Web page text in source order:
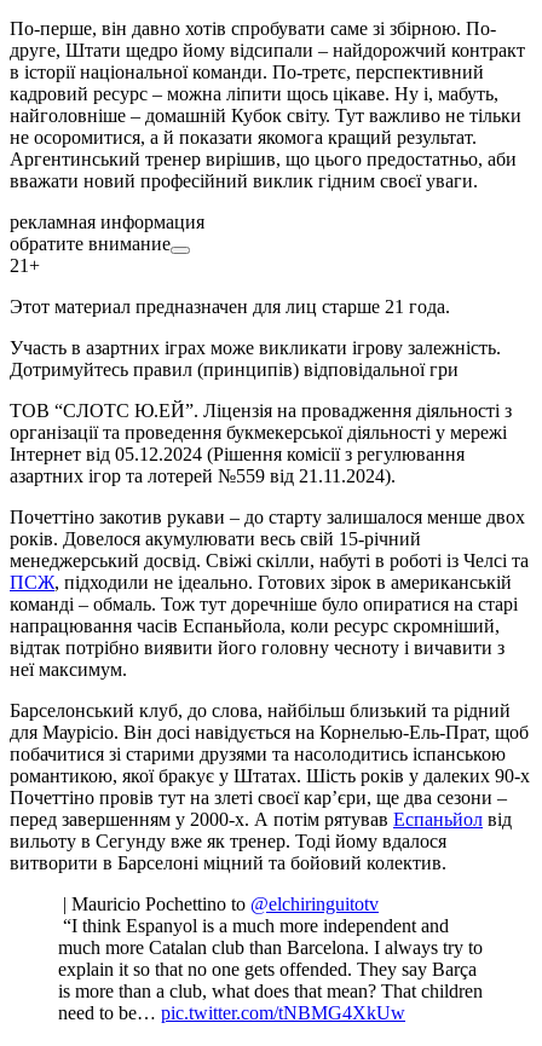
По-перше, він давно хотів спробувати саме зі збірною. По-
друге, Штати щедро йому відсипали – найдорожчий контракт
в історії національної команди. По-третє, перспективний
кадровий ресурс – можна ліпити щось цікаве. Ну і, мабуть,
найголовніше – домашній Кубок світу. Тут важливо не тільки
не осоромитися, а й показати якомога кращий результат.
Аргентинський тренер вирішив, що цього предостатньо, аби
вважати новий професійний виклик гідним своєї уваги.
рекламная информация
обратите внимание
21+
Этот материал предназначен для лиц старше 21 года.
Участь в азартних іграх може викликати ігрову залежність.
Дотримуйтесь правил (принципів) відповідальної гри
ТОВ “СЛОТС Ю.ЕЙ”. Ліцензія на провадження діяльності з
організації та проведення букмекерської діяльності у мережі
Інтернет від 05.12.2024 (Рішення комісії з регулювання
азартних ігор та лотерей №559 від 21.11.2024).
Почеттіно закотив рукави – до старту залишалося менше двох
років. Довелося акумулювати весь свій 15-річний
менеджерський досвід. Свіжі скілли, набуті в роботі із Челсі та
ПСЖ, підходили не ідеально. Готових зірок в американській
команді – обмаль. Тож тут доречніше було опиратися на старі
напрацювання часів Еспаньйола, коли ресурс скромніший,
відтак потрібно виявити його головну чесноту і вичавити з
неї максимум.
Барселонський клуб, до слова, найбільш близький та рідний
для Маурісіо. Він досі навідується на Корнелью-Ель-Прат, щоб
побачитися зі старими друзями та насолодитись іспанською
романтикою, якої бракує у Штатах. Шість років у далеких 90-х
Почеттіно провів тут на злеті своєї кар’єри, ще два сезони –
перед завершенням у 2000-х. А потім рятував Еспаньйол від
вильоту в Сегунду вже як тренер. Тоді йому вдалося
витворити в Барселоні міцний та бойовий колектив.
️ | Mauricio Pochettino to @elchiringuitotv
️ “I think Espanyol is a much more independent and
much more Catalan club than Barcelona. I always try to
explain it so that no one gets offended. They say Barça
is more than a club, what does that mean? That children
need to be… pic.twitter.com/tNBMG4XkUw